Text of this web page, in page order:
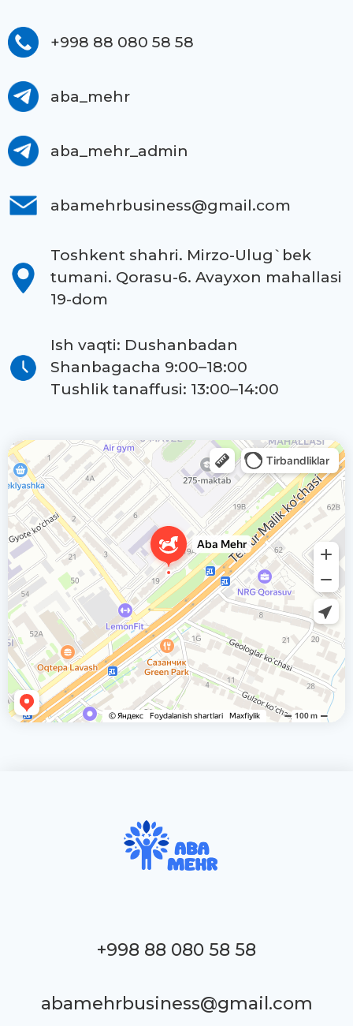
+998 88 080 58 58
aba_mehr
aba_mehr_admin
abamehrbusiness@gmail.com
Toshkent shahri. Mirzo-Ulug`bek
tumani. Qorasu-6. Avayxon mahallasi
19-dom
Ish vaqti: Dushanbadan
Shanbagacha 9:00–18:00
Tushlik tanaffusi: 13:00–14:00
+998 88 080 58 58
abamehrbusiness@gmail.com